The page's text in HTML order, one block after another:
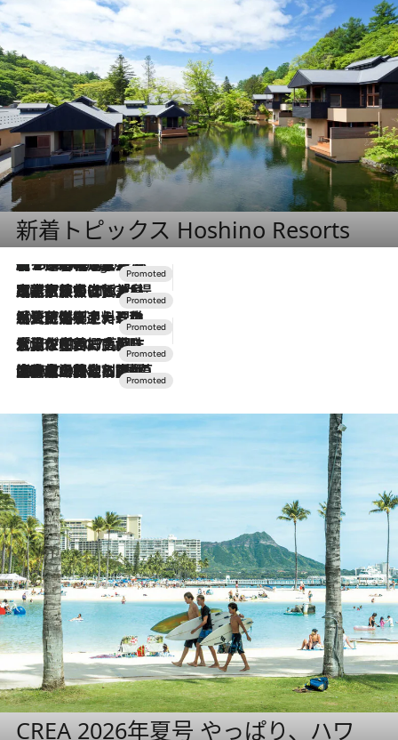
新着トピックス Hoshino Resorts
8 Hours Ago
【トンボの足水浴】ヒノキの香りに包まれて涼感マックス！約13℃の湧水かけ流しを避暑地「星野温泉 トンボの湯」で体験
2026.7.31
【ホテル帰省】という選択肢をOMOが提案。家族とほどよい距離を保つには「昼は実家、夜は気兼ねなくホテルで！」
2026.7.24
【夏限定ディナーコース】旬を迎える稚鮎や花ズッキーニなどをイタリア・トスカーナの郷土料理の手法で満喫！
2026.7.17
「土佐和ハーブかき氷」がOMO7高知に登場！生姜、山椒、大葉など目にも舌にも涼を呼ぶ郷土の味
2026.7.10
NEW OPEN！【界 草津】名湯の地に誕生。趣の異なる2種の温泉と上州ならではの会席・蕎麦割烹など美食を味わう究極の癒やし旅
CREA 2026年夏号 やっぱり、ハワ